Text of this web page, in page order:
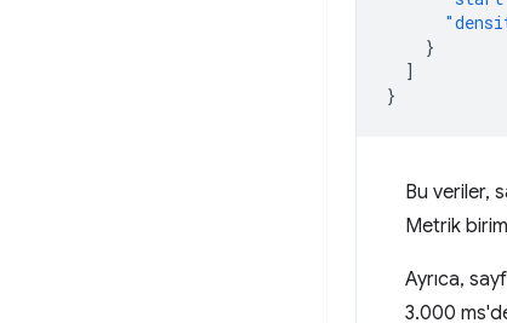
}
]
}
Bu veriler,
Metrik
Ayrıca,
3.000